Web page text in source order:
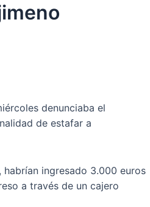
denunciaba el
de estafar a
ingresado 3.000 euros
a través de un cajero